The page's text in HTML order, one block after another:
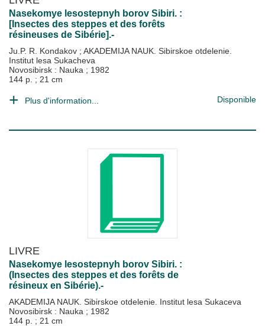
Nasekomye lesostepnyh borov Sibiri. :
[Insectes des steppes et des forêts
résineuses de Sibérie].-
Ju.P. R. Kondakov ; AKADEMIJA NAUK. Sibirskoe otdelenie.
Institut lesa Sukacheva
Novosibirsk : Nauka ; 1982
144 p. ; 21 cm
Plus d'information... Disponible
LIVRE
Nasekomye lesostepnyh borov Sibiri. :
(Insectes des steppes et des forêts de
résineux en Sibérie).-
AKADEMIJA NAUK. Sibirskoe otdelenie. Institut lesa Sukaceva
Novosibirsk : Nauka ; 1982
144 p. ; 21 cm